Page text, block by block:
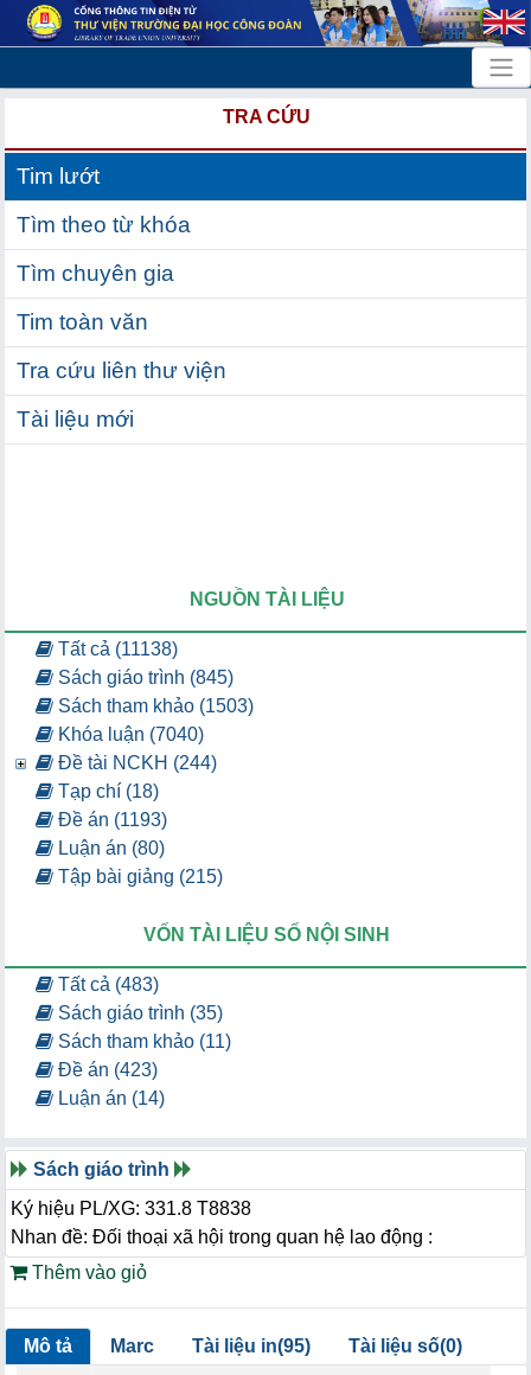
TRA CỨU
Tim lướt
Tìm theo từ khóa
Tìm chuyên gia
Tim toàn văn
Tra cứu liên thư viện
Tài liệu mới
NGUỒN TÀI LIỆU
Tất cả (11138)
Sách giáo trình (845)
Sách tham khảo (1503)
Khóa luận (7040)
Đề tài NCKH (244)
Tạp chí (18)
Đề án (1193)
Luận án (80)
Tập bài giảng (215)
VỐN TÀI LIỆU SỐ NỘI SINH
Tất cả (483)
Sách giáo trình (35)
Sách tham khảo (11)
Đề án (423)
Luận án (14)
Sách giáo trình
Ký hiệu PL/XG: 331.8 T8838
Nhan đề: Đối thoại xã hội trong quan hệ lao động :
Thêm vào giỏ
Mô tả Marc Tài liệu in(95)
Tài liệu số(0)